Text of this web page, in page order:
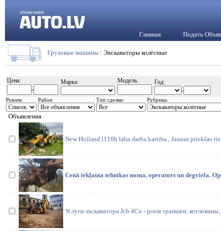
объявления
Главная Подать
Грузовые машины : Экскаваторы колёсные
Цена:
-
Марка: Модель:
Год:
-
Режим: Район: Тип сделки: Рубрика:
Объявления
New Holland l110b laba darba kartiba , Jaunas priekšas
Cenā iekļauta tehnikas noma, operators un degviela.
Услуги экскаватора Jcb 4Cx - роем траншеи, котлованы,